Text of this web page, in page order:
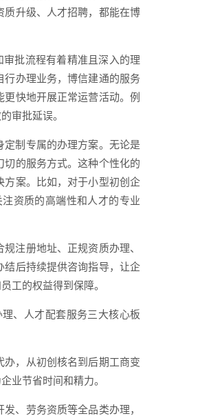
质升级、人才招聘，都能在博
批流程有着精准且深入的理
办理业务，博信建通的服务
快地开展正常运营活动。例
审批延误。
制专属的办理方案。无论是
的服务方式。这种个性化的
方案。比如，对于小型初创企
资质的高端性和人才的专业
注册地址、正规资质办理、
结后持续提供咨询指导，让企
工的权益得到保障。
、人才配套服务三大核心板
，从初创核名到后期工商变
业节省时间和精力。
、劳务资质等全品类办理，